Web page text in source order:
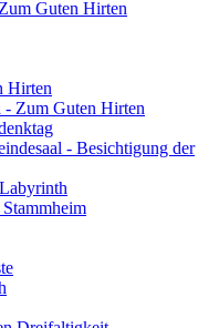
Guten Hirten
Hirten
- Zum Guten Hirten
- Besichtigung der